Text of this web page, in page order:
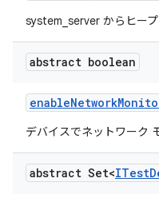
system_server からヒー
abstract boolean
enableNetwork
デバイスでネットワーク
abstract Set<ITest